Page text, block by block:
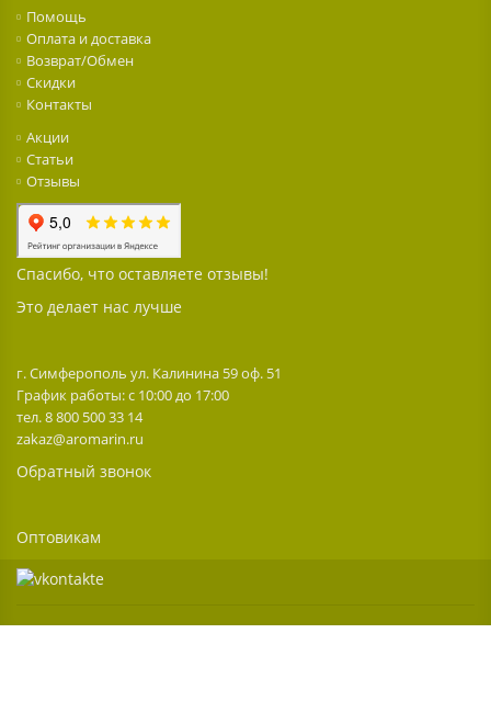
Помощь
Оплата и доставка
Возврат/Обмен
Скидки
Контакты
Акции
Статьи
Отзывы
Спасибо, что оставляете отзывы!
Это делает нас лучше
г. Симферополь ул. Калинина 59 оф. 51
График работы: с 10:00 до 17:00
тел. 8 800 500 33 14
zakaz@aromarin.ru
Обратный звонок
Оптовикам